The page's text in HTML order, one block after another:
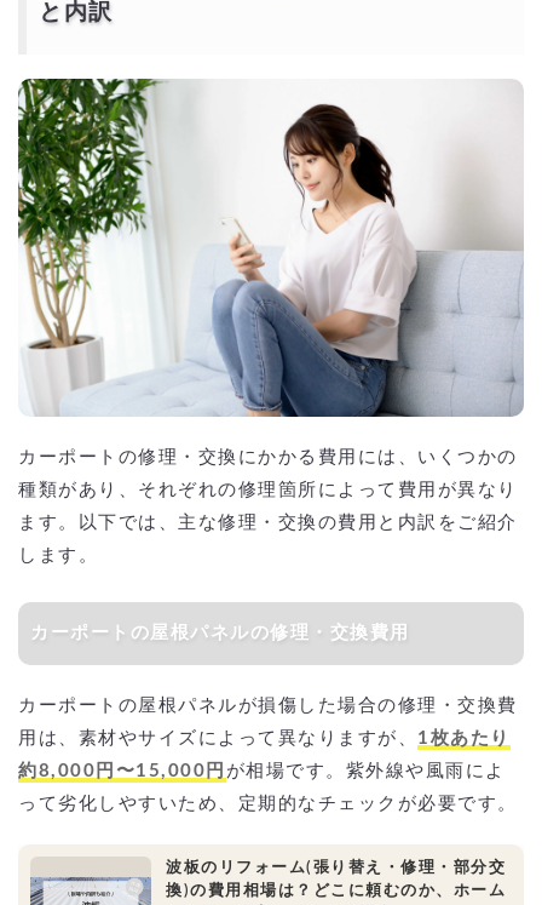
と内訳
カーポートの修理・交換にかかる費用には、いくつかの
種類があり、それぞれの修理箇所によって費用が異なり
ます。以下では、主な修理・交換の費用と内訳をご紹介
します。
カーポートの屋根パネルの修理・交換費用
カーポートの屋根パネルが損傷した場合の修理・交換費
用は、素材やサイズによって異なりますが、 1枚あたり
約8,000円〜15,000円 が相場です。紫外線や風雨によ
って劣化しやすいため、定期的なチェックが必要です。
波板のリフォーム(張り替え・修理・部分交
換)の費用相場は？どこに頼むのか、ホーム